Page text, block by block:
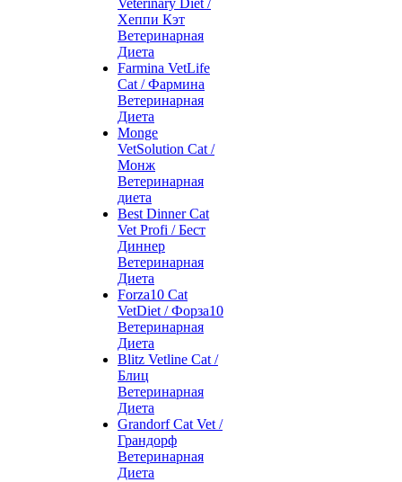
Veterinary Diet /
Хеппи Кэт
Ветеринарная
Диета
Farmina VetLife
Cat / Фармина
Ветеринарная
Диета
Monge
VetSolution Cat /
Монж
Ветеринарная
диета
Best Dinner Cat
Vet Profi / Бест
Диннер
Ветеринарная
Диета
Forza10 Cat
VetDiet / Форза10
Ветеринарная
Диета
Blitz Vetline Cat /
Блиц
Ветеринарная
Диета
Grandorf Cat Vet /
Грандорф
Ветеринарная
Диета